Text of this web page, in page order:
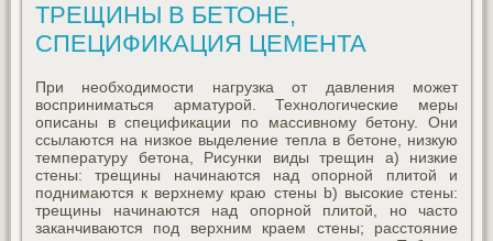
ТРЕЩИНЫ В БЕТОНЕ,
СПЕЦИФИКАЦИЯ ЦЕМЕНТА
При необходимости нагрузка от давления может
восприниматься арматурой. Технологические меры
описаны в спецификации по массивному бетону. Они
ссылаются на низкое выделение тепла в бетоне, низкую
температуру бетона, Рисунки виды трещин a) низкие
стены: трещины начинаются над опорной плитой и
поднимаются к верхнему краю стены b) высокие стены:
трещины начинаются над опорной плитой, но часто
заканчиваются под верхним краем стены; расстояние